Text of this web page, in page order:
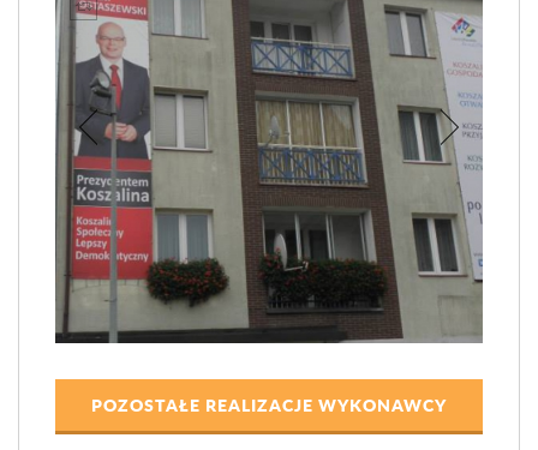
POZOSTAŁE REALIZACJE WYKONAWCY